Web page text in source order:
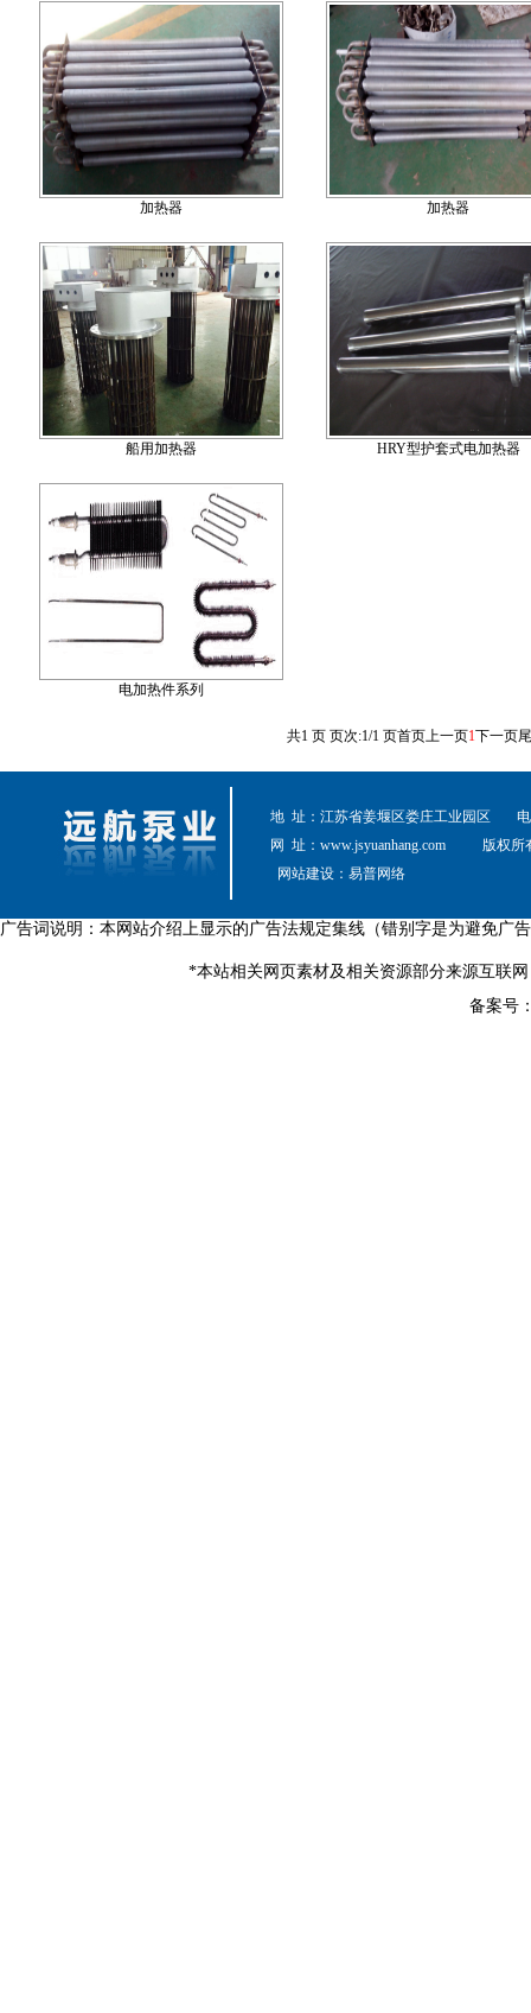
加热器 加热器
船用加热器 HRY型护套式电加热器
电加热件系列
共1 页 页次:1/1 页首页上一页1下一页
地 址：江苏省姜堰区娄庄工业园区
网 址： www.jsyuanhang.com
版权所
网站建设： 易普网络
广告词说明：本网站介绍上显示的广告法规定集线（错别字是为避免广
*本站相关网页素材及相关资源部分来源互联
备案号